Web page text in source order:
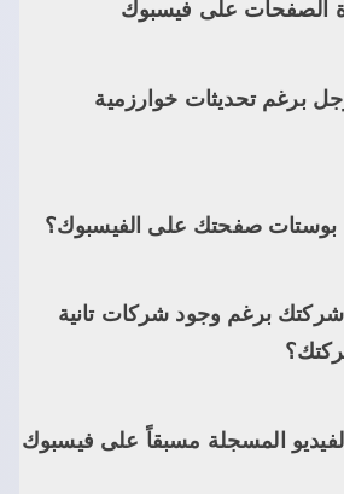
الصفحات على فيسبوك
برغم تحديثات خوارزمية
برغم وجود شركات تانية
المسجلة مسبقاً على فيسبوك